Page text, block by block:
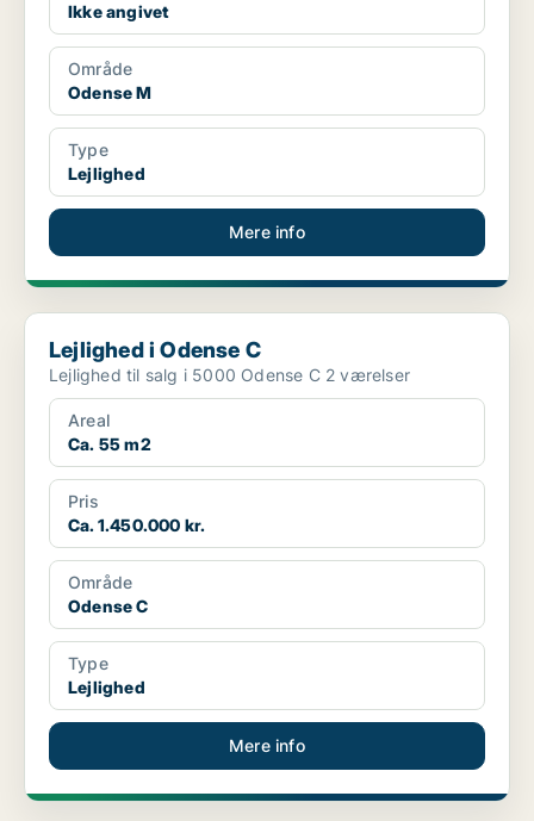
Ikke angivet
Område
Odense M
Type
Lejlighed
Mere info
Lejlighed i Odense C
Lejlighed i Odense C
Lejlighed til salg i 5000 Odense C 2 værelser
Areal
Ca. 55 m2
Pris
Ca. 1.450.000 kr.
Område
Odense C
Type
Lejlighed
Mere info